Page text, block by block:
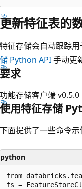
更新特征表的
特征存储会自动跟踪
储 Python API手动更
要求
功能存储客户端 v0.5.0
使用特征存储
下面提供了一些命令
python
from
fs =